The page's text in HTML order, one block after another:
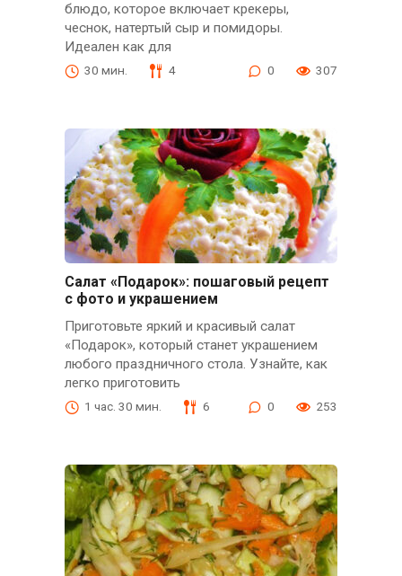
блюдо, которое включает крекеры,
чеснок, натертый сыр и помидоры.
Идеален как для
30 мин. 4 0 307
Салат «Подарок»: пошаговый рецепт
с фото и украшением
Приготовьте яркий и красивый салат
«Подарок», который станет украшением
любого праздничного стола. Узнайте, как
легко приготовить
1 час. 30 мин. 6 0 253